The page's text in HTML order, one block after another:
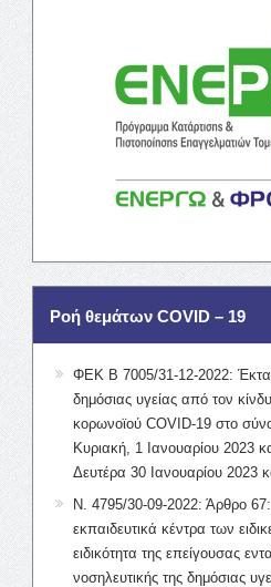
Ροή θεμάτων COVID – 19
ΦΕΚ Β 7005/31-12-2022:
δημόσιας υγείας από τον
κορωνοϊού COVID-19 στο
Κυριακή, 1 Ιανουαρίου 2023
Δευτέρα 30 Ιανουαρίου 2023
Ν. 4795/30-09-2022: Άρθρο
εκπαιδευτικά κέντρα των
ειδικότητα της επείγουσας
νοσηλευτικής της δημόσιας